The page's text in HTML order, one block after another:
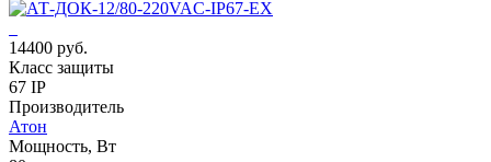
14400 руб.
Класс защиты
67 IP
Производитель
Атон
Мощность, Вт